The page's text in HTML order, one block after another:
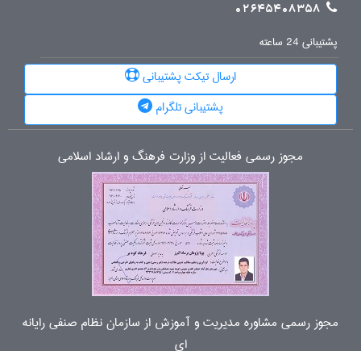
02645408358
پشتیبانی 24 ساعته
ارسال تیکت پشتیبانی
پشتیبانی تلگرام
مجوز رسمی فعالیت از وزارت فرهنگ و ارشاد اسلامی
مجوز رسمی مشاوره مدیریت و آموزش از سازمان نظام صنفی رایانه
ای